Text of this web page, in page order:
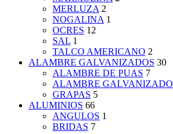
MERLUZA 2
NOGALINA 1
OCRES 12
SAL 1
TALCO AMERICANO 2
ALAMBRE GALVANIZADOS 30
ALAMBRE DE PUAS 7
ALAMBRE GALVANIZADO
GRAPAS 5
ALUMINIOS 66
ANGULOS 1
BRIDAS 7